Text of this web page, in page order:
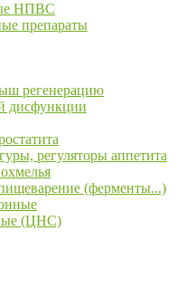
НПВС
препараты
регенерацию
дисфункции
регуляторы аппетита
(ферменты...)
(ЦНС)